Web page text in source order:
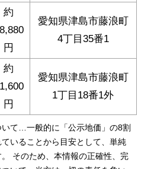
約
円
愛知県津島市藤浪町
4丁目35番1
約
円
愛知県津島市藤浪町
1丁目18番1外
て…一般的に「公示地価」の8割
いることから目安として、単純
そのため、本情報の正確性、完